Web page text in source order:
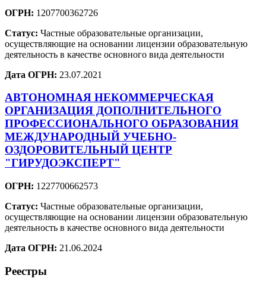
ОГРН: 1207700362726
Статус: Частные образовательные организации,
осуществляющие на основании лицензии образовательную
деятельность в качестве основного вида деятельности
Дата ОГРН: 23.07.2021
АВТОНОМНАЯ НЕКОММЕРЧЕСКАЯ
ОРГАНИЗАЦИЯ ДОПОЛНИТЕЛЬНОГО
ПРОФЕССИОНАЛЬНОГО ОБРАЗОВАНИЯ
МЕЖДУНАРОДНЫЙ УЧЕБНО-
ОЗДОРОВИТЕЛЬНЫЙ ЦЕНТР
"ГИРУДОЭКСПЕРТ"
ОГРН: 1227700662573
Статус: Частные образовательные организации,
осуществляющие на основании лицензии образовательную
деятельность в качестве основного вида деятельности
Дата ОГРН: 21.06.2024
Реестры